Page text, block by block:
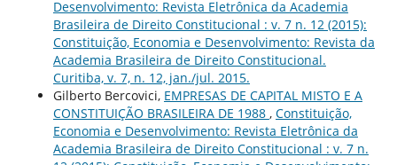
Desenvolvimento: Revista Eletrônica da Academia
Brasileira de Direito Constitucional : v. 7 n. 12 (2015):
Constituição, Economia e Desenvolvimento: Revista da
Academia Brasileira de Direito Constitucional.
Curitiba, v. 7, n. 12, jan./jul. 2015.
Gilberto Bercovici, EMPRESAS DE CAPITAL MISTO E A
CONSTITUIÇÃO BRASILEIRA DE 1988 , Constituição,
Economia e Desenvolvimento: Revista Eletrônica da
Academia Brasileira de Direito Constitucional : v. 7 n.